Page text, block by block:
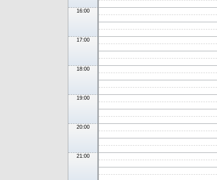
16:00
17:00
18:00
19:00
20:00
21:00